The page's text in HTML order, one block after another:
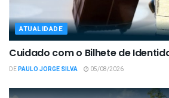
ATUALIDADE
Cuidado com o Bilhete de
DEPAULO JORGE SILVA 05/08/2026